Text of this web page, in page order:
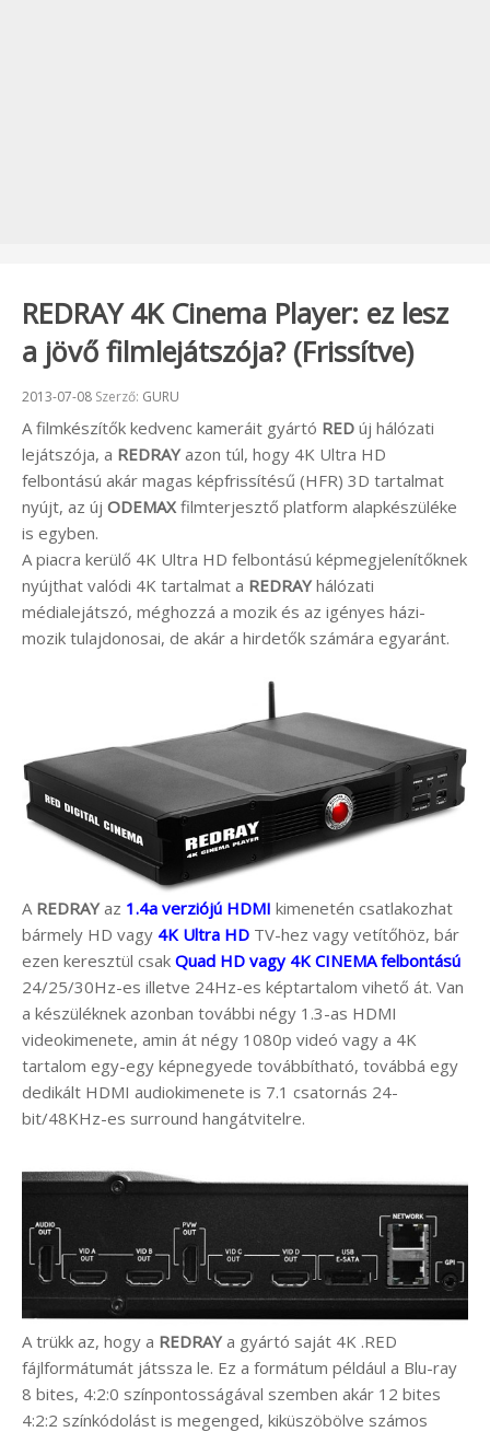
REDRAY 4K Cinema Player: ez lesz
a jövő filmlejátszója? (Frissítve)
Beküldve:
2013-07-08 Szerző: GURU
A filmkészítők kedvenc kameráit gyártó RED új hálózati
lejátszója, a REDRAYazon túl, hogy 4K Ultra HD
felbontású akár magas képfrissítésű (HFR) 3D tartalmat
nyújt, az új ODEMAX filmterjesztő platform alapkészüléke
is egyben.
A piacra kerülő 4K Ultra HD felbontású képmegjelenítőknek
nyújthat valódi 4K tartalmat a REDRAYhálózati
médialejátszó, méghozzá a mozik és az igényes házi-
mozik tulajdonosai, de akár a hirdetők számára egyaránt.
A REDRAYaz 1.4a verziójú HDMI kimenetén csatlakozhat
bármely HD vagy 4K Ultra HD TV-hez vagy vetítőhöz, bár
ezen keresztül csak Quad HD vagy 4K CINEMA felbontású
24/25/30Hz-es illetve 24Hz-es képtartalom vihető át. Van
a készüléknek azonban további négy 1.3-as HDMI
videokimenete, amin át négy 1080p videó vagy a 4K
tartalom egy-egy képnegyede továbbítható, továbbá egy
dedikált HDMI audiokimenete is 7.1 csatornás 24-
bit/48KHz-es surround hangátvitelre.
A trükk az, hogy a REDRAYa gyártó saját 4K .RED
fájlformátumát játssza le. Ez a formátum például a Blu-ray
8 bites, 4:2:0 színpontosságával szemben akár 12 bites
4:2:2 színkódolást is megenged, kiküszöbölve számos